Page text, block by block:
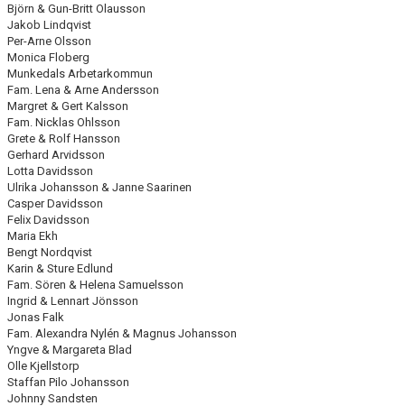
Björn & Gun-Britt Olausson
Jakob Lindqvist
Per-Arne Olsson
Monica Floberg
Munkedals Arbetarkommun
Fam. Lena & Arne Andersson
Margret & Gert Kalsson
Fam. Nicklas Ohlsson
Grete & Rolf Hansson
Gerhard Arvidsson
Lotta Davidsson
Ulrika Johansson & Janne Saarinen
Casper Davidsson
Felix Davidsson
Maria Ekh
Bengt Nordqvist
Karin & Sture Edlund
Fam. Sören & Helena Samuelsson
Ingrid & Lennart Jönsson
Jonas Falk
Fam. Alexandra Nylén & Magnus Johansson
Yngve & Margareta Blad
Olle Kjellstorp
Staffan Pilo Johansson
Johnny Sandsten